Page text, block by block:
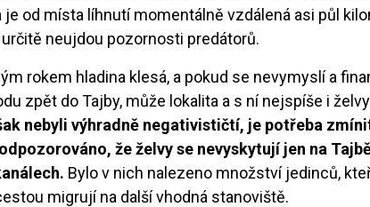
je od místa líhnutí momentálně vzdálená asi půl
neujdou pozornosti predátorů.
rokem hladina klesá, a pokud se nevymyslí a
zpět do Tajby, může lokalita a s ní nejspíše i
nebyli výhradně negativističtí, je potřeba
že želvy se nevyskytují jen na
Bylo v nich nalezeno množství jedinců,
migrují na další vhodná stanoviště.